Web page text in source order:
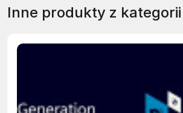
Inne produkty z kategorii